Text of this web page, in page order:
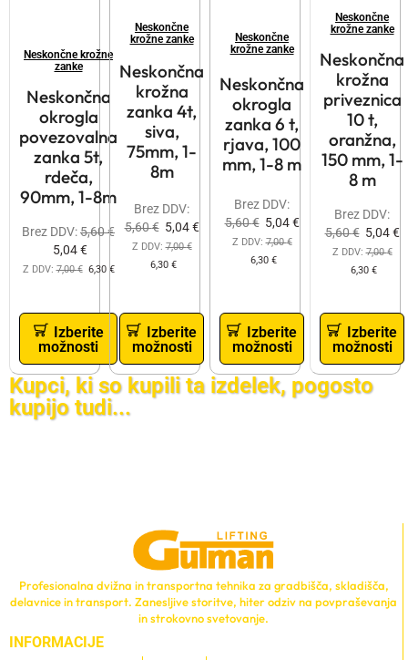
Neskončne krožne
zanke
Neskončna
okrogla
povezovalna
zanka 5t,
rdeča,
90mm, 1-8m
Brez DDV:5,60€
5,04€
Z DDV:7,00€ 6,30 €
Izberite
možnosti
Neskončne
krožne zanke
Neskončna
krožna
zanka 4t,
siva,
75mm, 1-
8m
Brez DDV:
5,60€ 5,04€
Z DDV:7,00€
6,30 €
Izberite
možnosti
Neskončne
krožne zanke
Neskončna
okrogla
zanka 6 t,
rjava, 100
mm, 1-8 m
Brez DDV:
5,60€ 5,04€
Z DDV:7,00€
6,30 €
Izberite
možnosti
Neskončne
krožne zanke
Neskončna
krožna
priveznica
10 t,
oranžna,
150 mm, 1-
8 m
Brez DDV:
5,60€ 5,04€
Z DDV:7,00€
6,30 €
Izberite
možnosti
Kupci, ki so kupili ta izdelek, pogosto
kupijo tudi...
Profesionalna dvižna in transportna tehnika za gradbišča, skladišča,
delavnice in transport. Zanesljive storitve, hiter odziv na povpraševanja
in strokovno svetovanje.
INFORMACIJE